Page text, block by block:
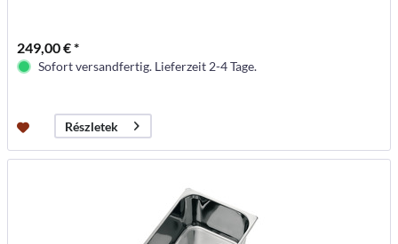
249,00 € *
Sofort versandfertig. Lieferzeit 2-4 Tage.
Részletek